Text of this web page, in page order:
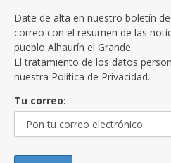
Date de alta en nuestro boletín
correo con el resumen de las
pueblo Alhaurín el Grande.
El tratamiento de los datos
nuestra Política de Privacidad.
Tu correo: